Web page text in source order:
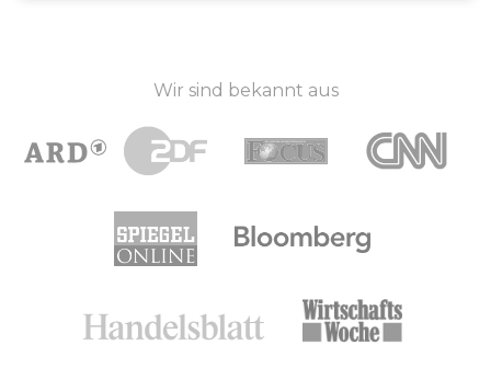
Wir sind bekannt aus